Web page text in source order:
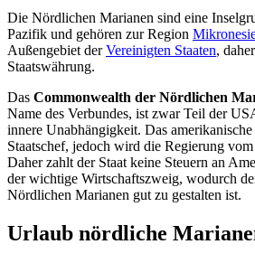
Die Nördlichen Marianen sind eine
Pazifik und gehören zur Region
Außengebiet derVereinigten Staaten,
Staatswährung.
Das Commonwealth der Nördlichen
Name des Verbundes, ist zwar Teil der
innere Unabhängigkeit. Das
Staatschef, jedoch wird die Regierung vom
Daher zahlt der Staat keine Steuern an
der wichtige Wirtschaftszweig, wodurch
Nördlichen Marianen gut zu gestalten ist.
Urlaub nördliche